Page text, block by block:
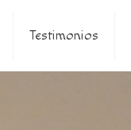
Testimonios